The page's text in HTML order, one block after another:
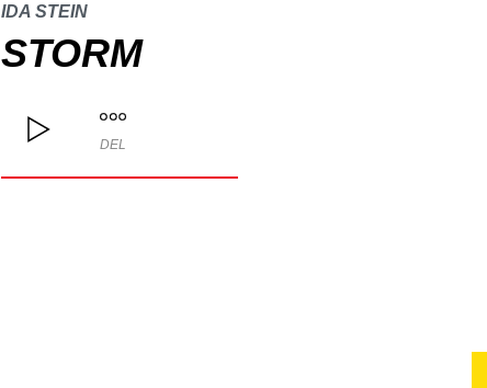
IDA STEIN
STORM
DEL